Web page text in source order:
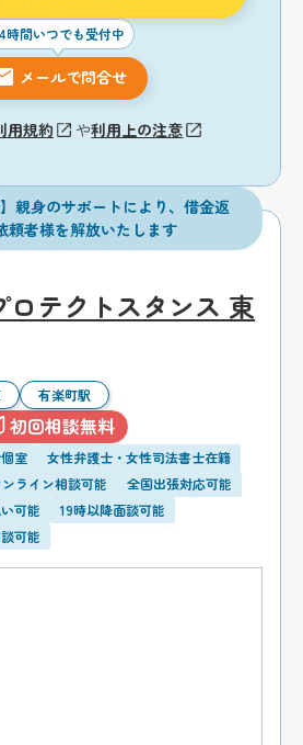
時間いつでも受付中
メールで問合せ
用規約 や利用上の注意
】親身のサポートにより、借金返
頼者様を解放いたします
ロテクトスタンス 東
有楽町駅
初回相談無料
室
女性弁護士・女性司法書士在籍
ライン相談可能
全国出張対応可能
可能
19時以降面談可能
可能